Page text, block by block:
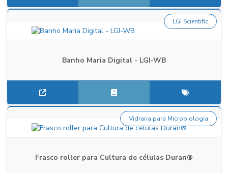
Banho Maria Digital - LGI-WB
LGI Scientific
Frasco roller para Cultura de células Duran®
Vidraria para Microbiologia